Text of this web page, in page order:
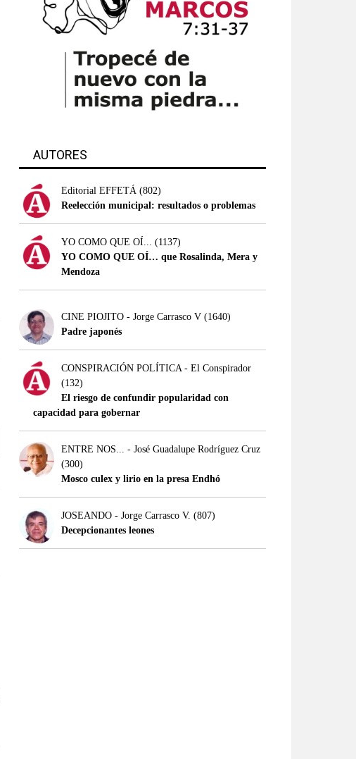
AUTORES
Editorial EFFETÁ (802)
Reelección municipal: resultados o problemas
YO COMO QUE OÍ... (1137)
YO COMO QUE OÍ… que Rosalinda, Mera y
Mendoza
CINE PIOJITO - Jorge Carrasco V (1640)
Padre japonés
CONSPIRACIÓN POLÍTICA - El Conspirador
(132)
El riesgo de confundir popularidad con
capacidad para gobernar
ENTRE NOS... - José Guadalupe Rodríguez Cruz
(300)
Mosco culex y lirio en la presa Endhó
JOSEANDO - Jorge Carrasco V. (807)
Decepcionantes leones